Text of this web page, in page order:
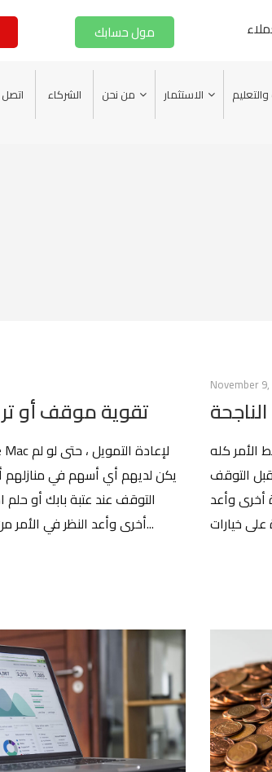
مول حسابك
اتصل الشركاء من نحن الاستثمار
تقوية موقف أو
يكن لديهم أي أسهم في منازلهم
التوقف عند عتبة بابك أو حلم
أخرى وأعد النظر في الأمر من خلال إلقاء نظرة على...
November
الأمر كله
التوقف
أخرى وأعد